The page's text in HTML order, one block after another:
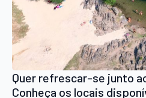
Quer refrescar-se junto
Conheça os locais